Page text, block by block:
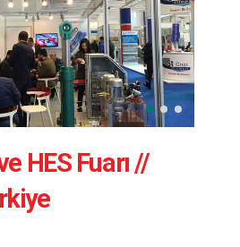
HES Fuarı //